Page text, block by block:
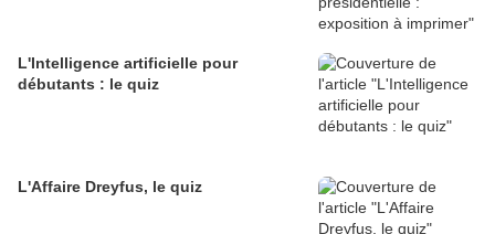
L'Intelligence artificielle pour
débutants : le quiz
L'Affaire Dreyfus, le quiz